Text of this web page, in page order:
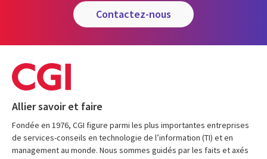
contactez-nous
Allier savoir et faire
Fondée en 1976, CGI figure parmi les plus importantes entreprises
de services-conseils en technologie de l’information (TI) et en
management au monde. Nous sommes guidés par les faits et axés